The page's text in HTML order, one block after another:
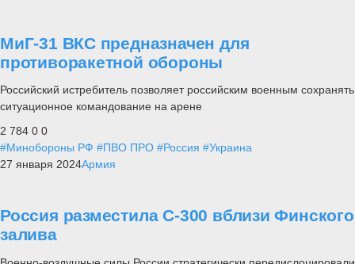
МиГ-31 ВКС предназначен для
противоракетной обороны
Российский истребитель позволяет российским военным сохранять
ситуационное командование на арене
2 784 0 0
#Минобороны РФ #ПВО ПРО #Россия #Украина
27 января 2024Армия
Россия разместила С-300 вблизи Финского
залива